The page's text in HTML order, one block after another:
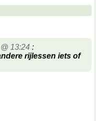
13:24 :
rijlessen iets of